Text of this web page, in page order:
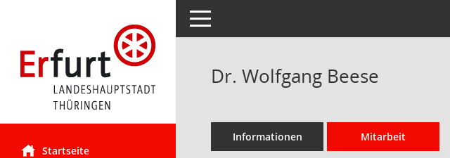
Startseite
Toggle navigation
Dr. Wolfgang Beese
Informationen Mitarbeit